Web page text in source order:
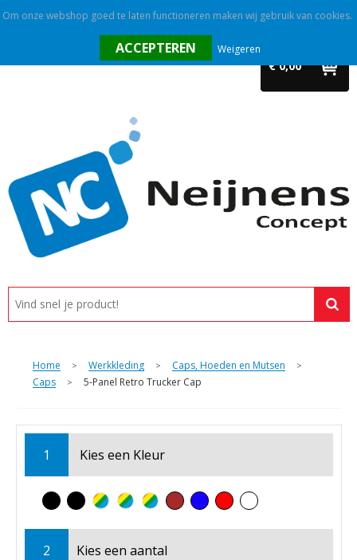
€ 0,00
Promotietextiel
Tassen
Alle categorieën
Custom made
Home > Werkkleding > Caps, Hoeden en Mutsen >
Caps > 5-Panel Retro Trucker Cap
1 Kies een Kleur
2 Kies een aantal
Om onze webshop goed te laten functioneren maken wij gebruik van cookies.
Weigeren